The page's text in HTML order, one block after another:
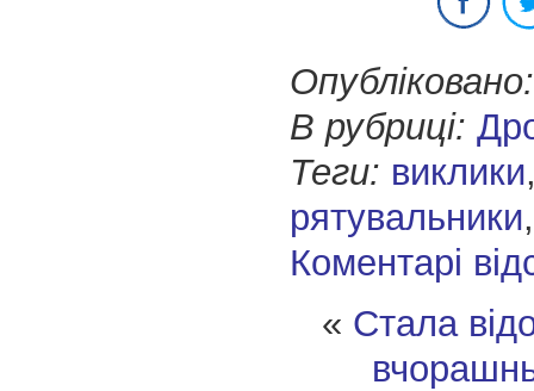
Опубліковано:
В рубриці:
Теги: виклики
рятувальники
Коментарі
« Стала